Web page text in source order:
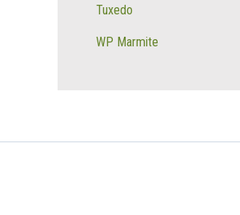
Tuxedo
WP Marmite